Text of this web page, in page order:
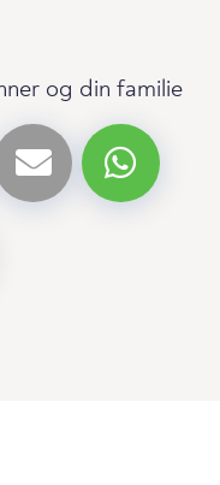
og din familie